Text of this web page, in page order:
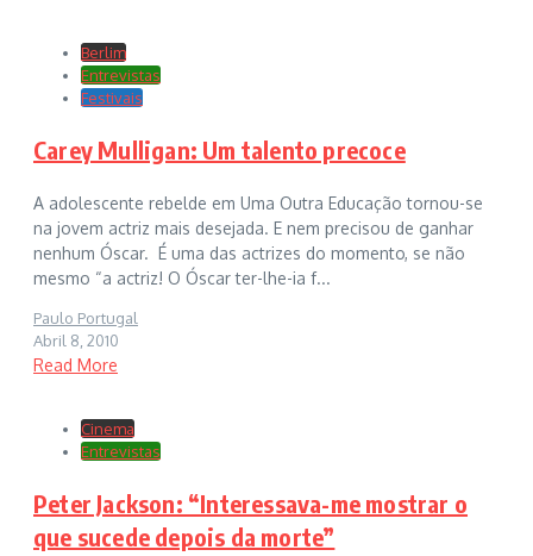
Berlim
Entrevistas
Festivais
Carey Mulligan: Um talento precoce
A adolescente rebelde em Uma Outra Educação tornou-se
na jovem actriz mais desejada. E nem precisou de ganhar
nenhum Óscar. É uma das actrizes do momento, se não
mesmo “a actriz! O Óscar ter-lhe-ia f...
Paulo Portugal
Abril 8, 2010
Read More
Cinema
Entrevistas
Peter Jackson: “Interessava-me mostrar o
que sucede depois da morte”